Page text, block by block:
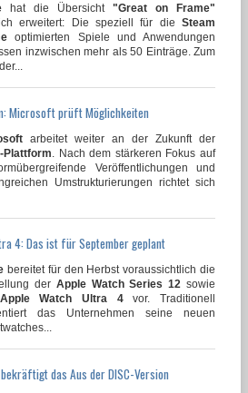
hat die Übersicht "Great on Frame"
erweitert: Die speziell für die Steam
optimierten Spiele und Anwendungen
inzwischen mehr als 50 Einträge. Zum
Microsoft prüft Möglichkeiten
arbeitet weiter an der Zukunft der
Plattform. Nach dem stärkeren Fokus auf
Veröffentlichungen und
Umstrukturierungen richtet sich
4: Das ist für September geplant
bereitet für den Herbst voraussichtlich die
der Apple Watch Series 12 sowie
Apple Watch Ultra 4vor. Traditionell
das Unternehmen seine neuen
das Aus der DISC-Version